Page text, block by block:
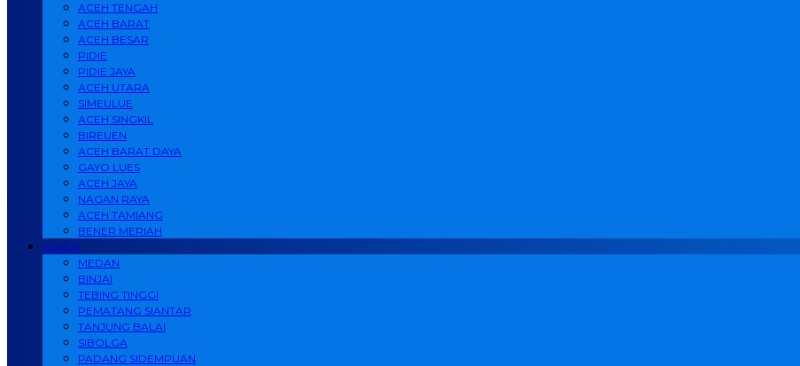
ACEH TENGAH
ACEH BARAT
ACEH BESAR
PIDIE
PIDIE JAYA
ACEH UTARA
SIMEULUE
ACEH SINGKIL
BIREUEN
ACEH BARAT DAYA
GAYO LUES
ACEH JAYA
NAGAN RAYA
ACEH TAMIANG
BENER MERIAH
SUMUT
MEDAN
BINJAI
TEBING TINGGI
PEMATANG SIANTAR
TANJUNG BALAI
SIBOLGA
PADANG SIDEMPUAN